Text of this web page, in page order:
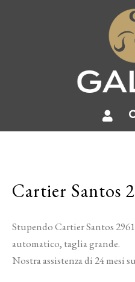
Cartier Santos
Stupendo Cartier Santos
automatico, taglia grande.
Nostra assistenza di 24 mesi